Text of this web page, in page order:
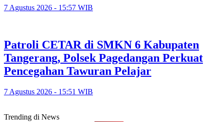
7 Agustus 2026 - 15:57 WIB
Patroli CETAR di SMKN 6 Kabupaten
Tangerang, Polsek Pagedangan Perkuat
Pencegahan Tawuran Pelajar
7 Agustus 2026 - 15:51 WIB
Trending di News